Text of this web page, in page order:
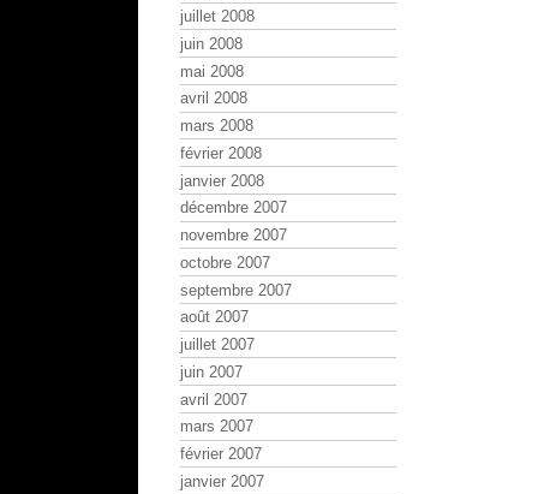
juillet 2008
juin 2008
mai 2008
avril 2008
mars 2008
février 2008
janvier 2008
décembre 2007
novembre 2007
octobre 2007
septembre 2007
août 2007
juillet 2007
juin 2007
avril 2007
mars 2007
février 2007
janvier 2007